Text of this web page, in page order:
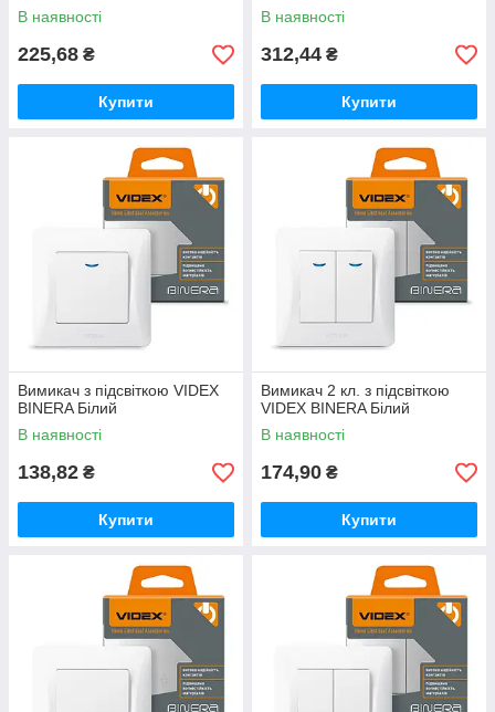
В наявності
225,68 ₴
Купити
В наявності
312,44 ₴
Купити
Вимикач з підсвіткою VIDEX
BINERA Білий
В наявності
138,82 ₴
Купити
Вимикач 2 кл. з підсвіткою
VIDEX BINERA Білий
В наявності
174,90 ₴
Купити